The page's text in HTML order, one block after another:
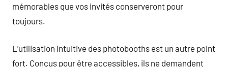
mémorables que vos invités conserveront pour
toujours.
L’utilisation intuitive des photobooths est un autre point
fort. Conçus pour être accessibles, ils ne demandent